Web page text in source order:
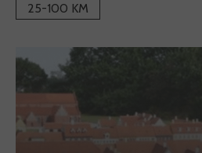
25-100 KM